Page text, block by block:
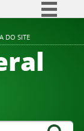
DO SITE
BR